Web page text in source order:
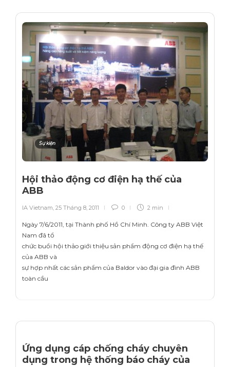
Sự kiện
Hội thảo động cơ điện hạ thế của
ABB
IA Vietnam, 25 Tháng 8, 2011 0 2 min
Ngày 7/6/2011, tại Thành phố Hồ Chí Minh. Công ty ABB Việt
Nam đã tổ
chức buổi hội thảo giới thiệu sản phẩm động cơ điện hạ thế
của ABB và
sự hợp nhất các sản phẩm của Baldor vào đại gia đình ABB
toàn cầu
Ứng dụng cáp chống cháy chuyên
dụng trong hệ thống báo cháy của